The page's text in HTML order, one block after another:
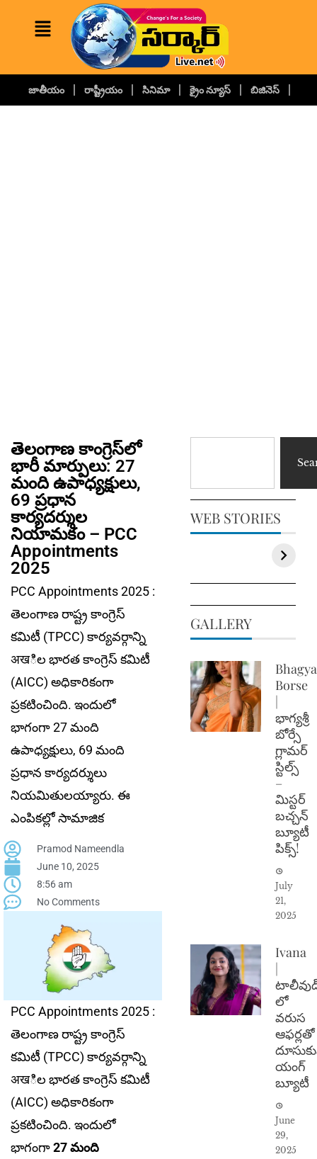
జాతీయం రాష్ట్రీయం సినిమా క్రైం న్యూస్ బిజినెస్
తెలంగాణ కాంగ్రెస్‌లో
భారీ మార్పులు: 27
మంది ఉపాధ్యక్షులు,
69 ప్రధాన
కార్యదర్శుల
నియామకం – PCC
Appointments
2025
PCC Appointments 2025 :
తెలంగాణ రాష్ట్ర కాంగ్రెస్
కమిటీ (TPCC) కార్యవర్గాన్ని
अखిల భారత కాంగ్రెస్ కమిటీ
(AICC) అధికారికంగా
ప్రకటించింది. ఇందులో
భాగంగా 27 మంది
ఉపాధ్యక్షులు, 69 మంది
ప్రధాన కార్యదర్శులు
నియమితులయ్యారు. ఈ
ఎంపికల్లో సామాజిక
Pramod Nameendla
June 10, 2025
8:56 am
No Comments
PCC Appointments 2025 :
తెలంగాణ రాష్ట్ర కాంగ్రెస్
కమిటీ (TPCC) కార్యవర్గాన్ని
अखిల భారత కాంగ్రెస్ కమిటీ
(AICC) అధికారికంగా
ప్రకటించింది. ఇందులో
భాగంగా27 మంది
WEB STORIES
GALLERY
Borse
|
భాగ్యశ్రీ
బోర్సే
గ్లామర్
స్టిల్స్
–
మిస్టర్
బచ్చన్
బ్యూటీ
పిక్స్!
July
21,
2025
Ivana
|
లో
వరుస
ఆఫర్లతో
యంగ్
బ్యూటీ
June
29,
2025